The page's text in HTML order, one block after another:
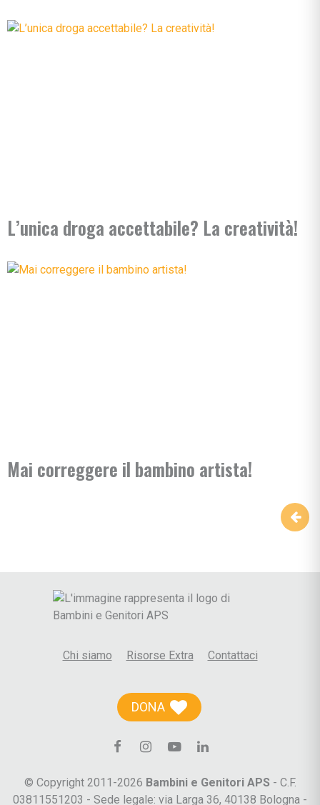
L’unica droga accettabile? La creatività!
Mai correggere il bambino artista!
Chi siamo Risorse Extra Contattaci
DONA
© Copyright 2011-2026 Bambini e Genitori APS - C.F.
03811551203 - Sede legale: via Larga 36, 40138 Bologna -